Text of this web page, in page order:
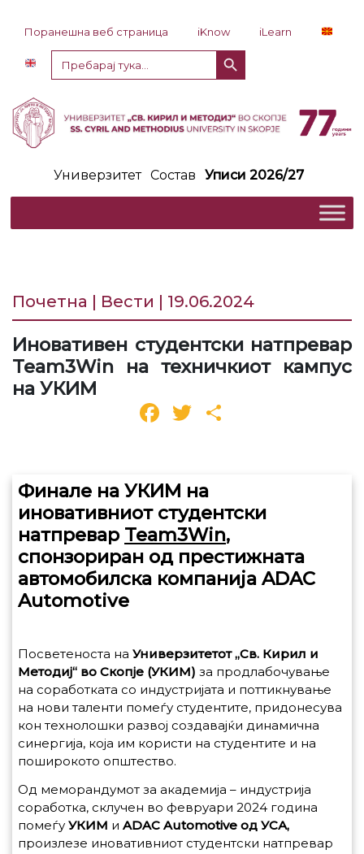
Поранешна веб страница iKnow
iLearn
Пребарај
за:
Копче за пребарување
Универзитет Состав Уписи 2026/27
Почетна | Вести | 19.06.2024
Иновативен студентски натпревар
Team3Win на техничкиот кампус
на УКИМ
Facebook
Twitter
Финале на УКИМ на
иновативниот студентски
натпревар Team3Win,
спонзориран од престижната
автомобилска компанија ADAC
Automotive
Посветеноста на Универзитетот „Св. Кирил и
Методиј“ во Скопје (УКИМ) за продлабочување
на соработката со индустријата и поттикнување
на нови таленти помеѓу студентите, придонесува
кон технолошки развој создавајќи динамична
синергија, која им користи на студентите и на
поширокото општество.
Од меморандумот за академија – индустрија
соработка, склучен во февруари 2024 година
помеѓу УКИМ и ADAC Automotive од УСА,
произлезе иновативниот студентски натпревар